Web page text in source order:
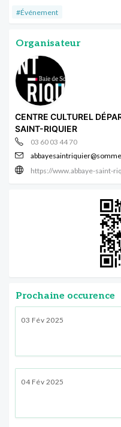
#Événement
Organisateur
CENTRE CULTUREL
SAINT-RIQUIER
03 60 03 44 70
https://www.abbaye-saint-
Prochaine occurence
03 Fév 2025
04 Fév 2025